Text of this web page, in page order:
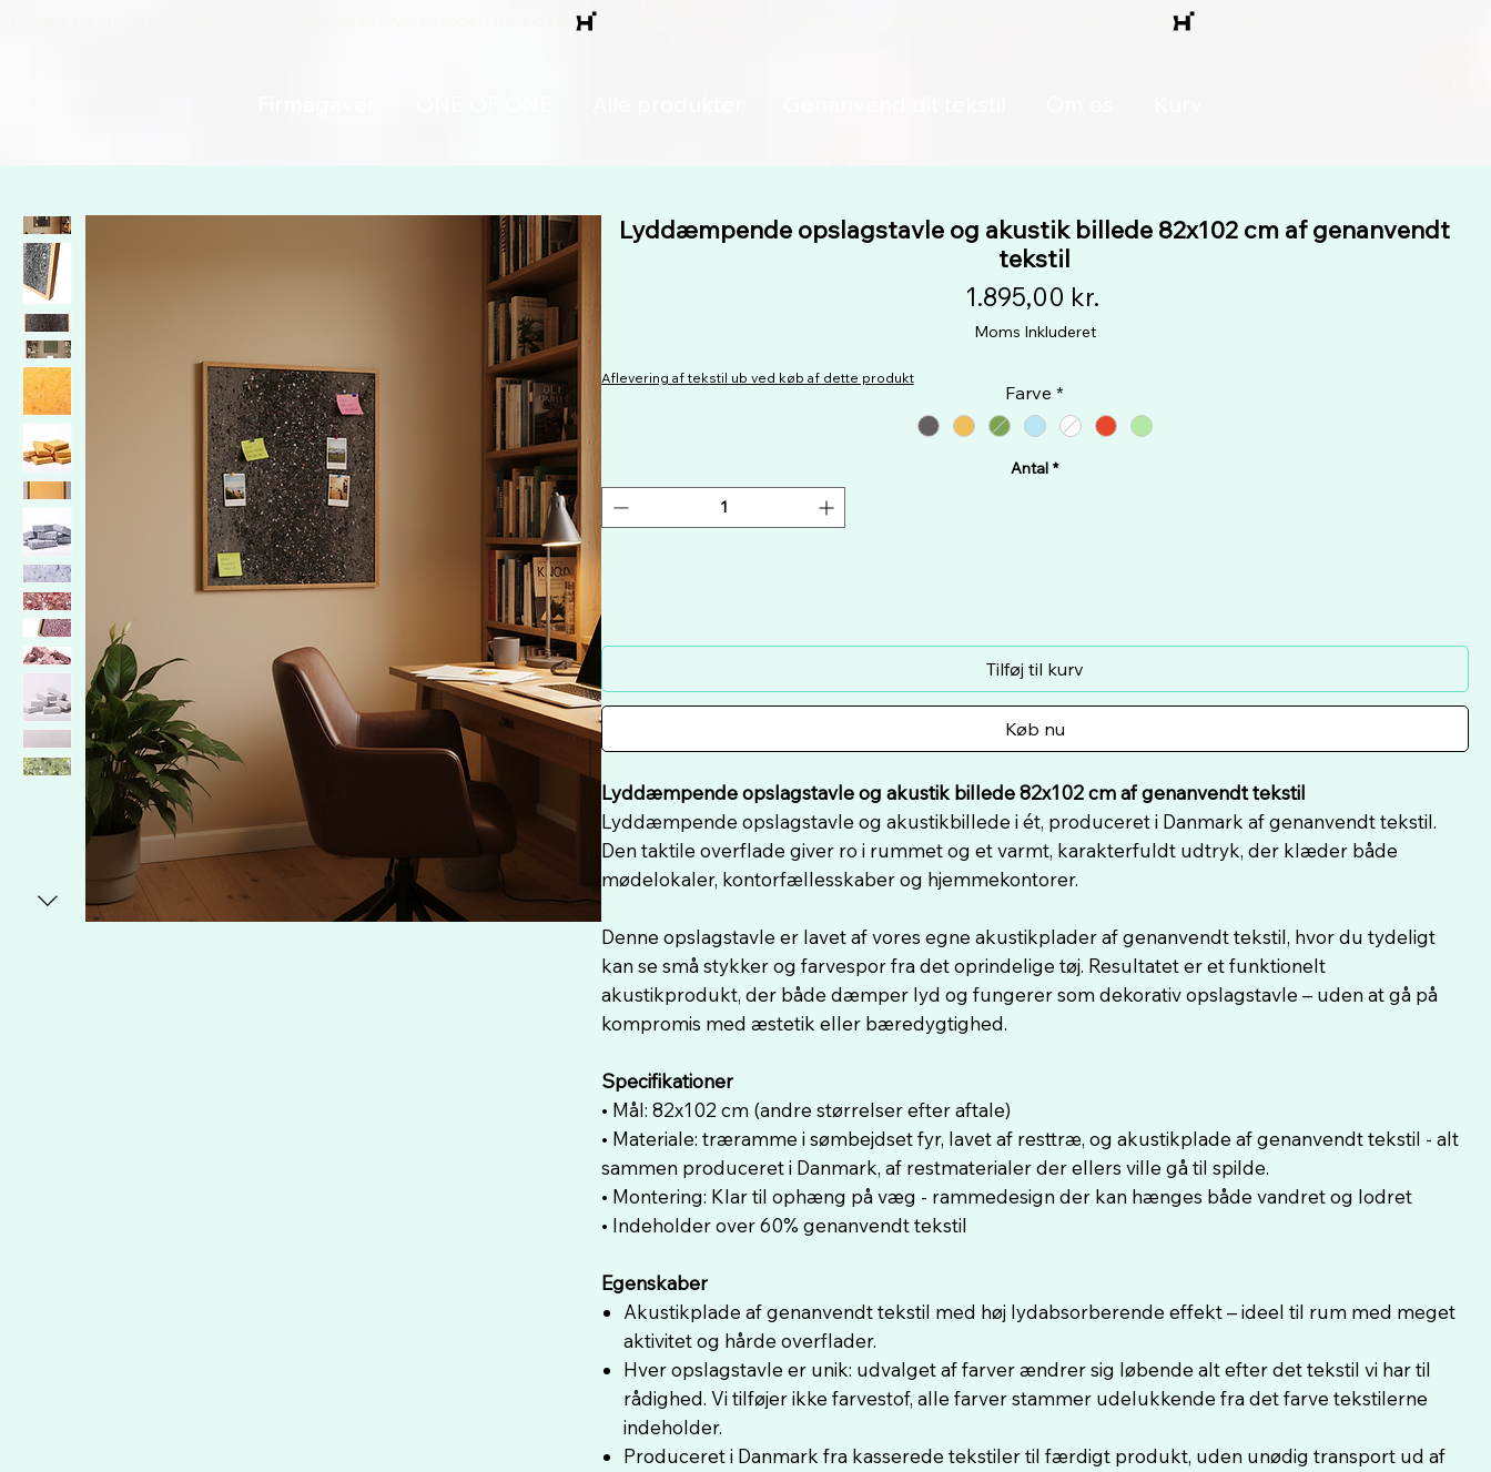
Lyddæmpende opslagstavle og akustik billede 82x102 cm af genanvendt
tekstil
1.895,00 kr.Pris
Moms Inkluderet
Aflevering af tekstil ub ved køb af dette produkt
Farve *
Antal *
Tilføj til kurv
Køb nu
Lyddæmpende opslagstavle og akustik billede 82x102 cm af genanvendt tekstil
Lyddæmpende opslagstavle og akustikbillede i ét, produceret i Danmark af genanvendt tekstil.
Den taktile overflade giver ro i rummet og et varmt, karakterfuldt udtryk, der klæder både
mødelokaler, kontorfællesskaber og hjemmekontorer.
Denne opslagstavle er lavet af vores egne akustikplader af genanvendt tekstil, hvor du tydeligt
kan se små stykker og farvespor fra det oprindelige tøj. Resultatet er et funktionelt
akustikprodukt, der både dæmper lyd og fungerer som dekorativ opslagstavle – uden at gå på
kompromis med æstetik eller bæredygtighed.
Specifikationer
• Mål: 82x102 cm (andre størrelser efter aftale)
• Materiale: træramme i sømbejdset fyr, lavet af resttræ, og akustikplade af genanvendt tekstil - alt
sammen produceret i Danmark, af restmaterialer der ellers ville gå til spilde.
• Montering: Klar til ophæng på væg - rammedesign der kan hænges både vandret og lodret
• Indeholder over 60% genanvendt tekstil
Egenskaber
Akustikplade af genanvendt tekstil med høj lydabsorberende effekt – ideel til rum med meget
aktivitet og hårde overflader.
Hver opslagstavle er unik: udvalget af farver ændrer sig løbende alt efter det tekstil vi har til
rådighed. Vi tilføjer ikke farvestof, alle farver stammer udelukkende fra det farve tekstilerne
indeholder.
Produceret i Danmark fra kasserede tekstiler til færdigt produkt, uden unødig transport ud af